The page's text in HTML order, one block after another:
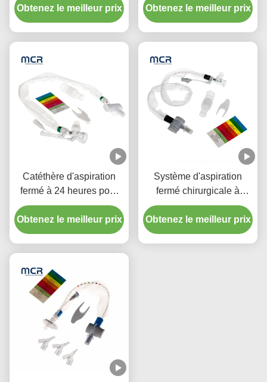
72 heures Coude pivotant
double pour l'hôpital
Obtenez le meilleur prix
adulte
Obtenez le meilleur prix
Catéthère d'aspiration
fermé à 24 heures pour
enfant avec trois
connecteurs en pièce Y
Obtenez le meilleur prix
Système d'aspiration
fermé chirurgicale à
usage unique Nouveaux-
nés/pédiatrie-coudes
Obtenez le meilleur prix